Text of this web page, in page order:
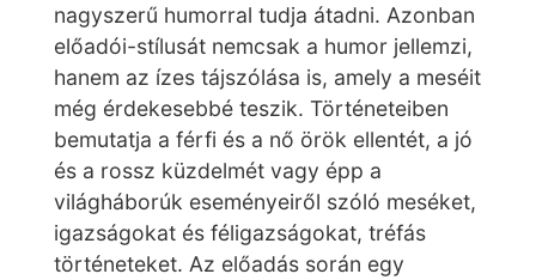
nagyszerű humorral tudja átadni. Azonban
előadói-stílusát nemcsak a humor jellemzi,
hanem az ízes tájszólása is, amely a meséit
még érdekesebbé teszik. Történeteiben
bemutatja a férfi és a nő örök ellentét, a jó
és a rossz küzdelmét vagy épp a
világháborúk eseményeiről szóló meséket,
igazságokat és féligazságokat, tréfás
történeteket. Az előadás során egy